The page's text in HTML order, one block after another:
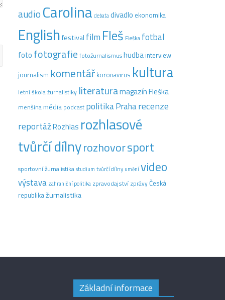
audio Carolina debatadivadlo ekonomika
Englishfestival film Fleš Fleška fotbal
foto fotografie fotožurnalismushudba interview
journalism komentář koronavirus kultura
letní škola žurnalistiky literaturamagazín Fleška
menšinamédia podcast politikaPraharecenze
reportážRozhlas rozhlasové
tvůrčí dílnyrozhovorsport
sportovní žurnalistikastudium tvůrčí dílny uměnívideo
výstava zahraniční politika zpravodajství zprávyČeská
republikažurnalistika
Základní informace